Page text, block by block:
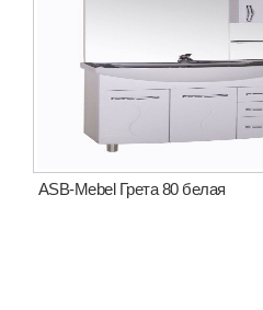
ASB-Mebel Грета 80 белая